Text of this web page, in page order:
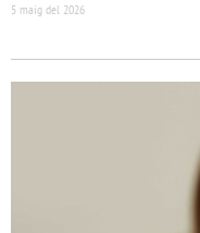
5 maig del 2026